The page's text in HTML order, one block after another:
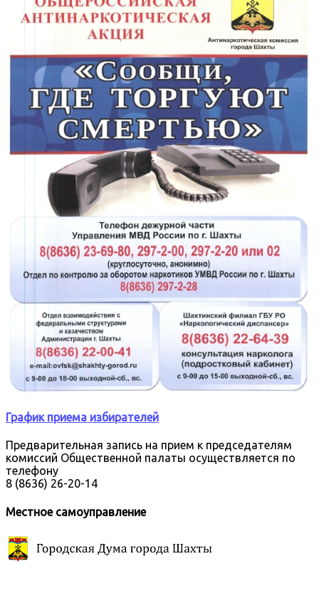
График приема избирателей
Предварительная запись на прием к председателям
комиссий Общественной палаты осуществляется по
телефону
8 (8636) 26-20-14
Местное самоуправление